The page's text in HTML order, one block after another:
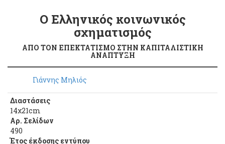
Ο Ελληνικός κοινωνικός
σχηματισμός
ΑΠΟ ΤΟΝ ΕΠΕΚΤΑΤΙΣΜΟ ΣΤΗΝ ΚΑΠΙΤΑΛΙΣΤΙΚΗ
ΑΝΑΠΤΥΞΗ
Γιάννης Μηλιός
Διαστάσεις
14χ21cm
Αρ. Σελίδων
490
Έτος έκδοσης εντύπου